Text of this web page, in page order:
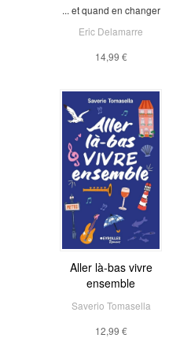
... et quand en changer
Eric Delamarre
14,99 €
Aller là-bas vivre
ensemble
Saverio Tomasella
12,99 €